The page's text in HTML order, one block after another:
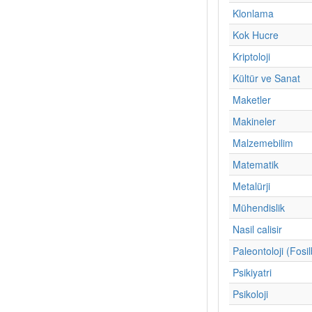
Klonlama
Kok Hucre
Kriptoloji
Kültür ve Sanat
Maketler
Makineler
Malzemebilim
Matematik
Metalürji
Mühendislik
Nasil calisir
Paleontoloji
Psikiyatri
Psikoloji